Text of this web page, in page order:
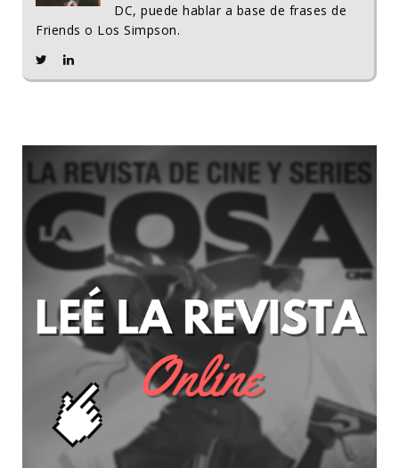
DC, puede hablar a base de frases de
Friends o Los Simpson.